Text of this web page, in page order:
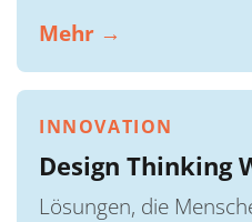
Mehr →
INNOVATION
Design Thinking
Lösungen, die